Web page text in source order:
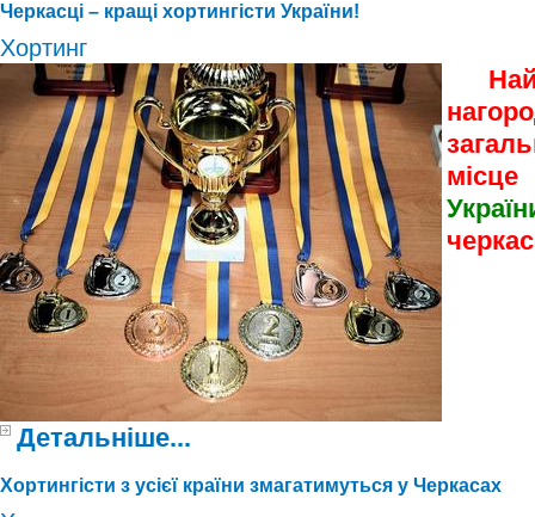
Черкасці – кращі хортингісти України!
Хортинг
місце
Детальніше...
Хортингісти з усієї країни змагатимуться у Черкасах